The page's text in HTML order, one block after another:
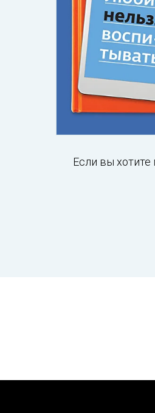
Если вы хотите